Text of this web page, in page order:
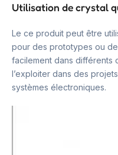
Utilisation de crystal
Le ce produit peut être
pour des prototypes ou
facilement dans différents
l’exploiter dans des
systèmes électroniques.